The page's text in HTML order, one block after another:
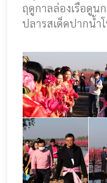
ฤดูกาลล่องเรือดูน
ปลารสเด็ดปากน้ำ